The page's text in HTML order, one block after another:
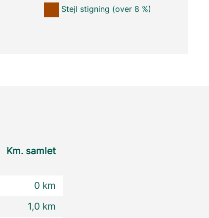
Stejl stigning (over 8 %)
Km. samlet
0 km
1,0 km